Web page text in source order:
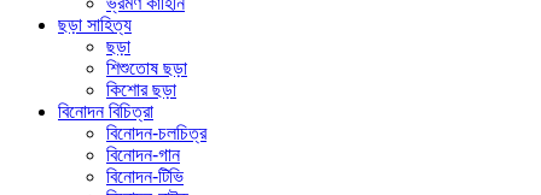
ছড়া সাহিত্য
ছড়া
শিশুতোষ ছড়া
কিশোর ছড়া
বিনোদন বিচিত্রা
বিনোদন-চলচিত্র
বিনোদন-গান
বিনোদন-টিভি